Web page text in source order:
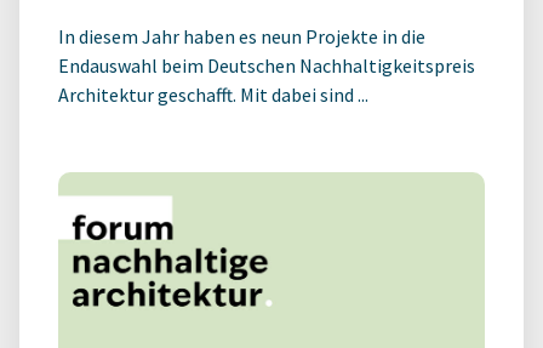
In diesem Jahr haben es neun Projekte in die
Endauswahl beim Deutschen Nachhaltigkeitspreis
Architektur geschafft. Mit dabei sind ...